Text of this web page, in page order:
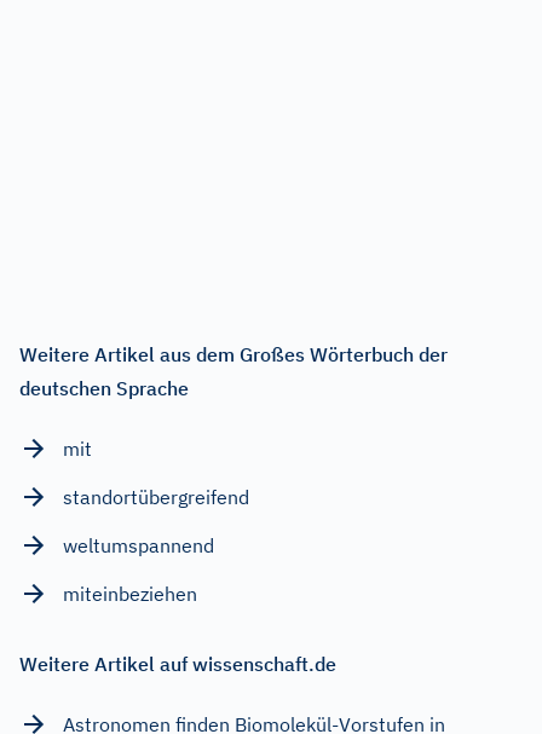
Weitere Artikel aus dem Großes Wörterbuch der
deutschen Sprache
mit
standortübergreifend
weltumspannend
miteinbeziehen
Weitere Artikel auf wissenschaft.de
Astronomen finden Biomolekül-Vorstufen in